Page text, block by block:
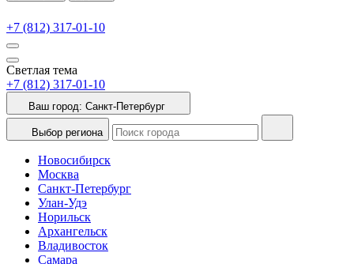
+7 (812) 317-01-10
Светлая тема
+7 (812) 317-01-10
Ваш город: Санкт-Петербург
Выбор региона
Новосибирск
Москва
Санкт-Петербург
Улан-Удэ
Норильск
Архангельск
Владивосток
Самара